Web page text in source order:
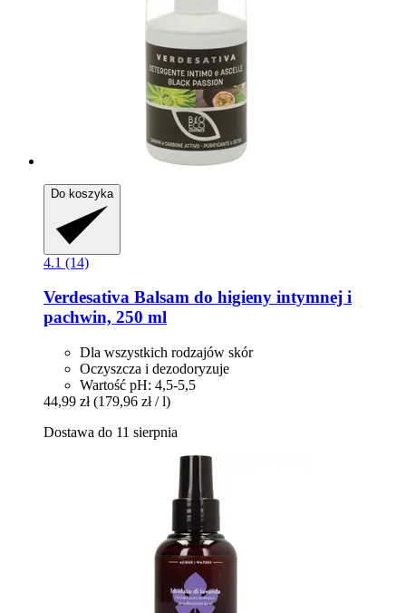
Do koszyka
4.1 (14)
Verdesativa Balsam do higieny intymnej i
pachwin, 250 ml
Dla wszystkich rodzajów skór
Oczyszcza i dezodoryzuje
Wartość pH: 4,5-5,5
44,99 zł (179,96 zł / l)
Dostawa do 11 sierpnia